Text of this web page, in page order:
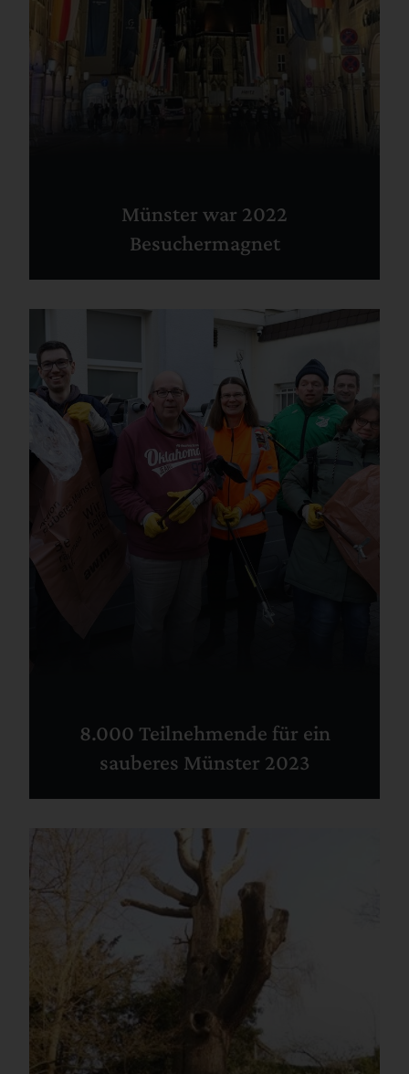
Münster war 2022
Besuchermagnet
8.000 Teilnehmende für ein
sauberes Münster 2023